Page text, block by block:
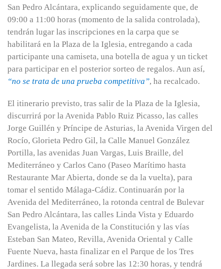
San Pedro Alcántara, explicando seguidamente que, de
09:00 a 11:00 horas (momento de la salida controlada),
tendrán lugar las inscripciones en la carpa que se
habilitará en la Plaza de la Iglesia, entregando a cada
participante una camiseta, una botella de agua y un ticket
para participar en el posterior sorteo de regalos. Aun así,
“no se trata de una prueba competitiva”, ha recalcado.
El itinerario previsto, tras salir de la Plaza de la Iglesia,
discurrirá por la Avenida Pablo Ruiz Picasso, las calles
Jorge Guillén y Príncipe de Asturias, la Avenida Virgen del
Rocío, Glorieta Pedro Gil, la Calle Manuel González
Portilla, las avenidas Juan Vargas, Luis Braille, del
Mediterráneo y Carlos Cano (Paseo Marítimo hasta
Restaurante Mar Abierta, donde se da la vuelta), para
tomar el sentido Málaga-Cádiz. Continuarán por la
Avenida del Mediterráneo, la rotonda central de Bulevar
San Pedro Alcántara, las calles Linda Vista y Eduardo
Evangelista, la Avenida de la Constitución y las vías
Esteban San Mateo, Revilla, Avenida Oriental y Calle
Fuente Nueva, hasta finalizar en el Parque de los Tres
Jardines. La llegada será sobre las 12:30 horas, y tendrá